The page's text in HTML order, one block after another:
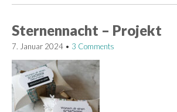
Sternennacht – Projekt
7. Januar 2024 • 3 Comments